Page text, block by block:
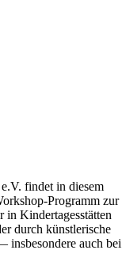
findet in diesem
Programm zur
in Kindertagesstätten
durch künstlerische
insbesondere auch bei